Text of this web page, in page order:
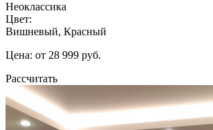
Неоклассика
Цвет:
Вишневый, Красный
Цена: от 28 999 руб.
Рассчитать